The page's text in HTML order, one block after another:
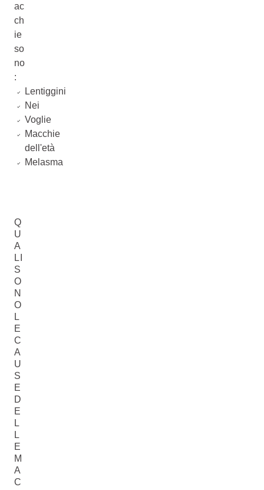
ac
ch
ie
so
no
:
Lentiggini
Nei
Voglie
Macchie
dell'età
Melasma
Q
U
A
LI
S
O
N
O
L
E
C
A
U
S
E
D
E
L
L
E
M
A
C